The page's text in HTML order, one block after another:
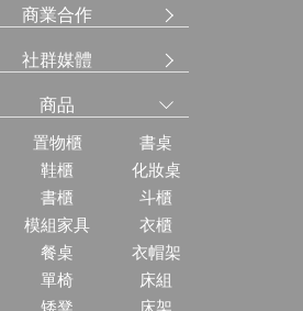
商業合作
社群媒體
商品
置物櫃
鞋櫃
書櫃
模組家具
餐桌
單椅
書桌
化妝桌
斗櫃
衣櫃
衣帽架
床組